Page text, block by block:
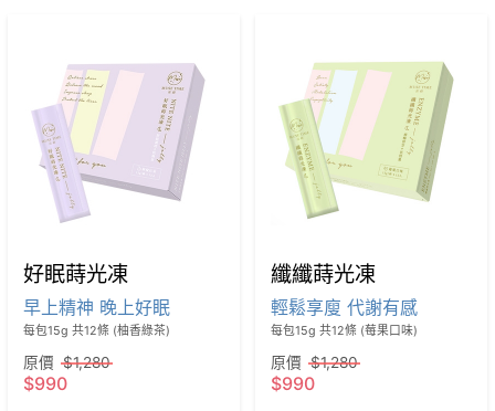
好眠蒔光凍
早上精神 晚上好眠
每包15g 共12條 (柚香綠茶)
原價 $1,280
$990
纖纖蒔光凍
輕鬆享廋 代謝有感
每包15g 共12條 (莓果口味)
原價 $1,280
$990